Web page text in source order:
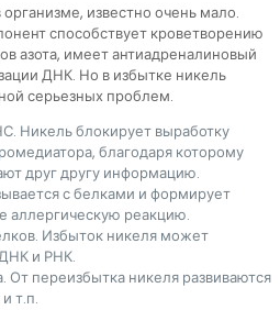
известно очень мало.
способствует кроветворению
азота, имеет антиадреналиновый
ДНК. Но в избытке никель
серьезных проблем.
Никель блокирует выработку
благодаря которому
друг другу информацию.
с белками и формирует
аллергическую реакцию.
Избыток никеля может
и РНК.
переизбытка никеля развиваются
т.п.